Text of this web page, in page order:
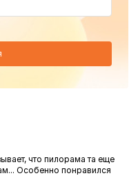
что пилорама та еще
Особенно понравился